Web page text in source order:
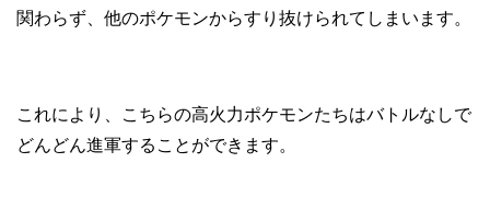
関わらず、他のポケモンからすり抜けられてしまいます。
これにより、こちらの高火力ポケモンたちはバトルなしで
どんどん進軍することができます。